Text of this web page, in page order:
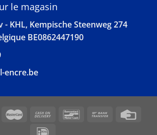
le magasin
KHL, Kempische Steenweg 274
BE0862447190
encre.be